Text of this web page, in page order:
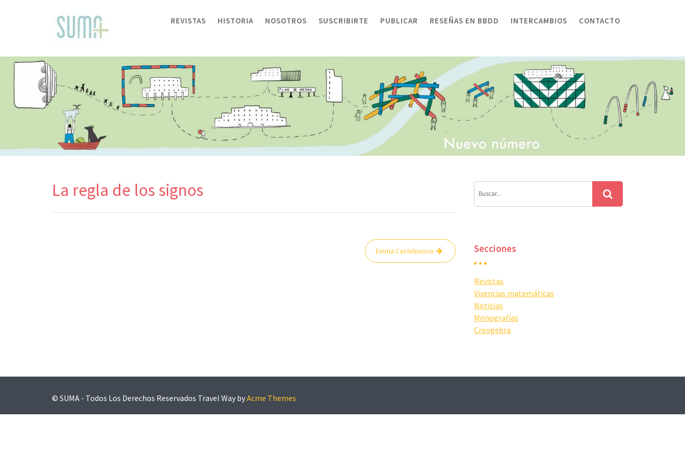
REVISTAS HISTORIA NOSOTROS SUSCRIBIRTE PUBLICAR RESEÑAS EN BBDD INTERCAMBIOS CONTACTO
La regla de los signos
Emma Castelnuovo Secciones
Revistas
Vivencias matemáticas
Noticias
Monografías
Creogebra
© SUMA - Todos Los Derechos Reservados Travel Way byAcme Themes